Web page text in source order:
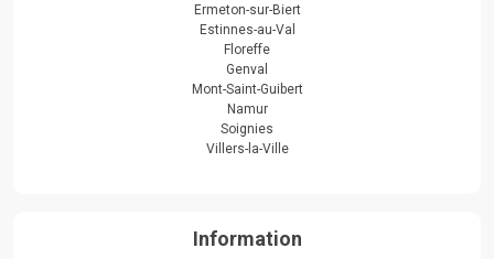
Ermeton-sur-Biert
Estinnes-au-Val
Floreffe
Genval
Mont-Saint-Guibert
Namur
Soignies
Villers-la-Ville
Information